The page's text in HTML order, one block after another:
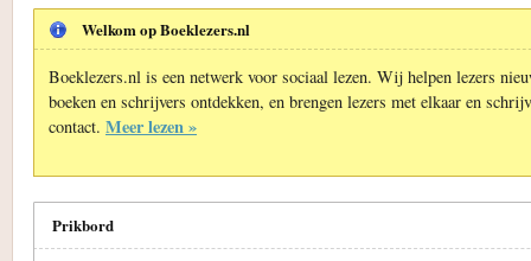
Welkom op Boeklezers.nl
Boeklezers.nl is een netwerk voor sociaal lezen. Wij helpen lezers
boeken en schrijvers ontdekken, en brengen lezers met elkaar en
contact. Meer lezen »
Prikbord